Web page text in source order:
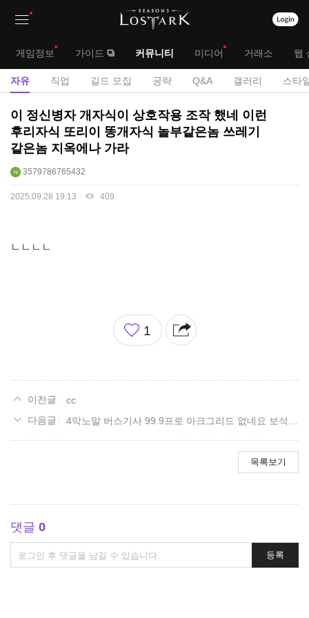
대
메
뉴
게임정보 가이드 커뮤니티 미디어 거래소 웹
서
메
자유 직업 길드 모집 공략 Q&A 갤러리 스타
자
유
게
시
판
이 정신병자 개자식이 상호작용 조작 했네 이런
후리자식 또리이 똥개자식 놀부같은놈 쓰레기
같은놈 지옥에나 가라
3579786765432
2025.09.28 19:13 409
ㄴㄴㄴㄴ
좋
아
1
cc
4막노말 버스기사 99.9프로 아크그리드 없네요 보석도 가끔 7 6 난 대단한줄 유각은 10팟중 2팟정도반정도읽고 ..풀각가끔..나머지노
목록보기
댓글 0
댓
글
등록